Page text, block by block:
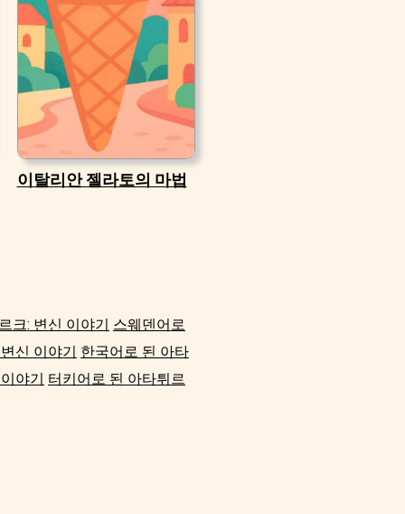
이탈리안 젤라토의 마법
크: 변신 이야기
스웨덴어로
신 이야기
한국어로 된 아타
야기
터키어로 된 아타튀르